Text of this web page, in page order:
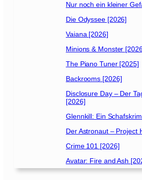
Nur noch ein kleiner
Die Odyssee [2026]
Vaiana [2026]
Minions & Monster
The Piano Tuner [2025]
Backrooms [2026]
Disclosure Day – Der
[2026]
Glennkill: Ein
Der Astronaut – Project
Crime 101 [2026]
Avatar: Fire and Ash